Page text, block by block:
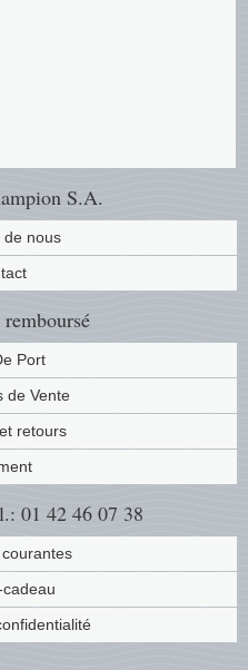
S.A.
de nous
Port
de Vente
retours
01 42 46 07 38